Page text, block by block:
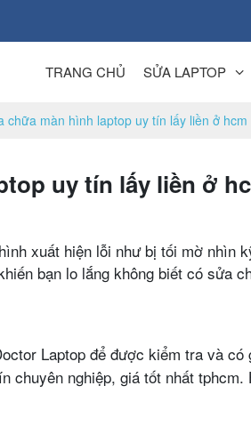
TRANG CHỦ SỬA LAPTOP
chữa màn hình laptop uy tín lấy liền ở hcm
uy tín lấy liền ở
xuất hiện lỗi như bị tối mờ nhìn
bạn lo lắng không biết có sửa
Laptop để được kiểm tra và có
chuyên nghiệp, giá tốt nhất tphcm.